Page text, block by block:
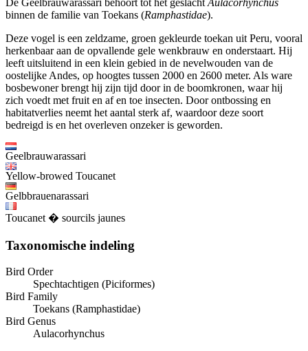
De Geelbrauwarassari behoort tot het geslacht Aulacorhynchus
binnen de familie van Toekans (Ramphastidae).
Deze vogel is een zeldzame, groen gekleurde toekan uit Peru, vooral
herkenbaar aan de opvallende gele wenkbrauw en onderstaart. Hij
leeft uitsluitend in een klein gebied in de nevelwouden van de
oostelijke Andes, op hoogtes tussen 2000 en 2600 meter. Als ware
bosbewoner brengt hij zijn tijd door in de boomkronen, waar hij
zich voedt met fruit en af en toe insecten. Door ontbossing en
habitatverlies neemt het aantal sterk af, waardoor deze soort
bedreigd is en het overleven onzeker is geworden.
Geelbrauwarassari
Yellow-browed Toucanet
Gelbbrauenarassari
Toucanet � sourcils jaunes
Taxonomische indeling
Bird Order
Spechtachtigen (Piciformes)
Bird Family
Toekans (Ramphastidae)
Bird Genus
Aulacorhynchus